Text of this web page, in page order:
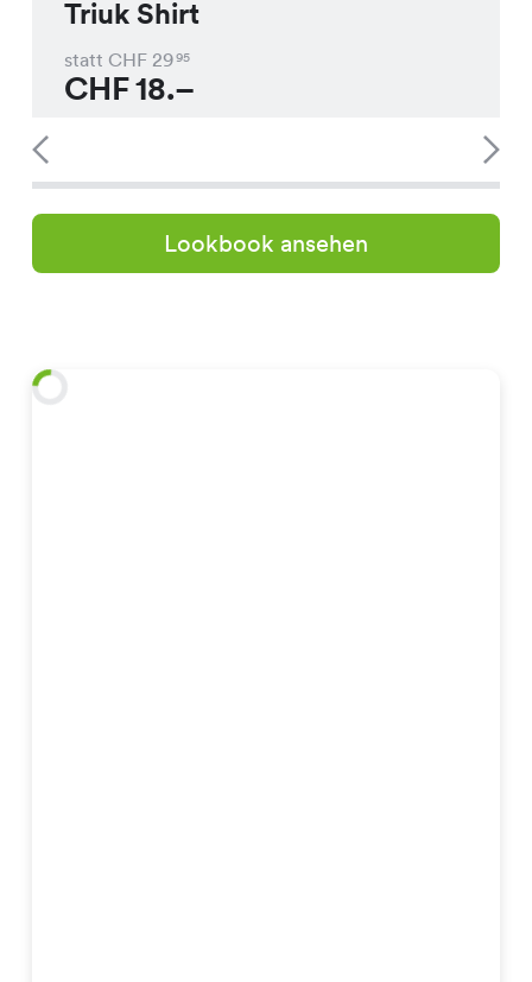
Triuk Shirt
statt CHF 2995
CHF18.–
Lookbook ansehen